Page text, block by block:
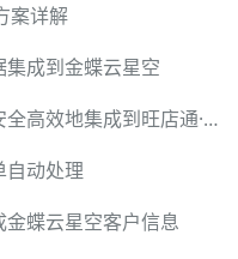
案详解
成到金蝶云星空
如何用轻易云将金蝶云星空数据安全高效地集成到旺店通·企业奇门
自动处理
蝶云星空客户信息